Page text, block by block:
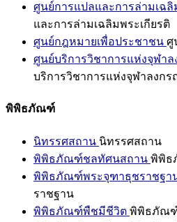
ศูนย์การแปลและการล่ามเฉลิ
และการล่ามเฉลิมพระเกียรติ
ศูนย์กฎหมายเพื่อประชาชน ศู
ศูนย์บริการวิชาการแห่งจุฬา
บริการวิชาการแห่งจุฬาลงก
พิพิธภัณฑ์
นิทรรศสถาน นิทรรศสถาน
พิพิธภัณฑ์ชลทัศนสถาน พิพิธ
พิพิธภัณฑ์พระจุฑาธุชราชฐา
ราชฐาน
พิพิธภัณฑ์พืชมีชีวิต พิพิธภัณ